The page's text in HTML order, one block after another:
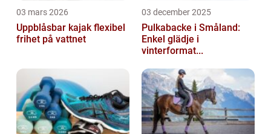
03 mars 2026
Uppblåsbar kajak flexibel
frihet på vattnet
03 december 2025
Pulkabacke i Småland:
Enkel glädje i
vinterformat...